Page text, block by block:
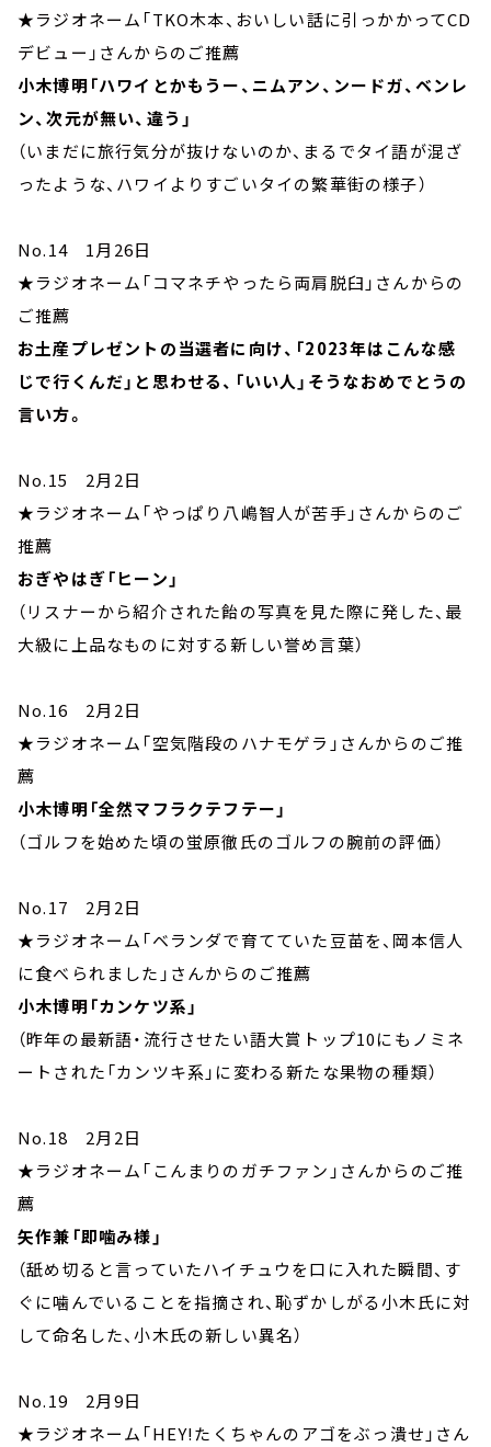
★ラジオネーム「TKO木本、おいしい話に引っかかってCD
デビュー」さんからのご推薦
小木博明「ハワイとかもうー、ニムアン、ンードガ、ベンレ
ン、次元が無い、違う」
（いまだに旅行気分が抜けないのか、まるでタイ語が混ざ
ったような、ハワイよりすごいタイの繁華街の様子）
No.14 1月26日
★ラジオネーム「コマネチやったら両肩脱臼」さんからの
ご推薦
お土産プレゼントの当選者に向け、「2023年はこんな感
じで行くんだ」と思わせる、「いい人」そうなおめでとうの
言い方。
No.15 2月2日
★ラジオネーム「やっぱり八嶋智人が苦手」さんからのご
推薦
おぎやはぎ「ヒーン」
（リスナーから紹介された飴の写真を見た際に発した、最
大級に上品なものに対する新しい誉め言葉）
No.16 2月2日
★ラジオネーム「空気階段のハナモゲラ」さんからのご推
薦
小木博明「全然マフラクテフテー」
（ゴルフを始めた頃の蛍原徹氏のゴルフの腕前の評価）
No.17 2月2日
★ラジオネーム「ベランダで育てていた豆苗を、岡本信人
に食べられました」さんからのご推薦
小木博明「カンケツ系」
（昨年の最新語・流行させたい語大賞トップ10にもノミネ
ートされた「カンツキ系」に変わる新たな果物の種類）
No.18 2月2日
★ラジオネーム「こんまりのガチファン」さんからのご推
薦
矢作兼「即噛み様」
（舐め切ると言っていたハイチュウを口に入れた瞬間、す
ぐに噛んでいることを指摘され、恥ずかしがる小木氏に対
して命名した、小木氏の新しい異名）
No.19 2月9日
★ラジオネーム「HEY!たくちゃんのアゴをぶっ潰せ」さん